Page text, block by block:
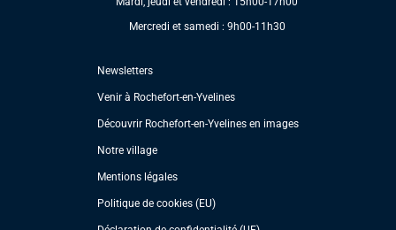
Mercredi et samedi : 9h00-11h30
Newsletters
Venir à Rochefort-en-Yvelines
Découvrir Rochefort-en-Yvelines en images
Notre village
Mentions légales
Politique de cookies (EU)